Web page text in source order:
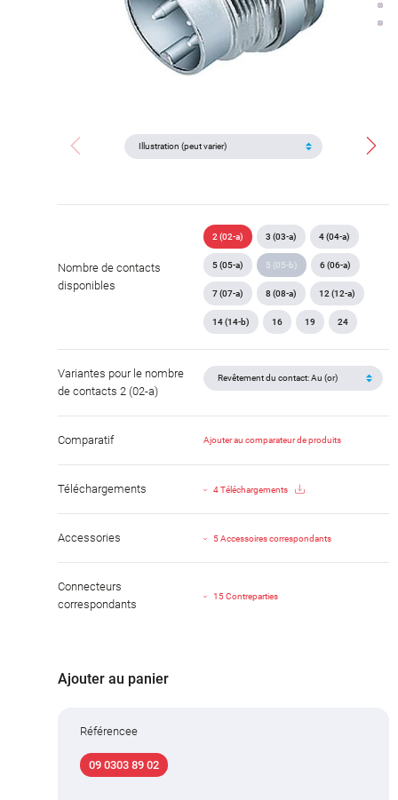
Nombre de contacts
disponibles
2 (02-a) 3 (03-a) 4 (04-a)
5 (05-a) 5 (05-b) 6 (06-a)
7 (07-a) 8 (08-a) 12 (12-a)
14 (14-b) 16 19 24
Variantes pour le nombre
de contacts 2 (02-a)
Comparatif Ajouter au comparateur de produits
Téléchargements 4 Téléchargements
Accessories 5 Accessoires correspondants
Connecteurs
correspondants
15 Contreparties
Ajouter au panier
Référencee
09 0303 89 02